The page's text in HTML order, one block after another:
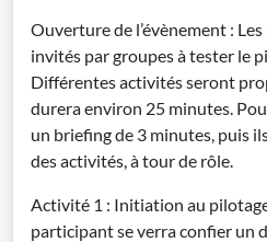
Ouverture de l’évènement :
invités par groupes à tester le
Différentes activités seront
durera environ 25 minutes.
un briefing de 3 minutes, puis
des activités, à tour de rôle.
Activité 1 : Initiation au
participant se verra confier un